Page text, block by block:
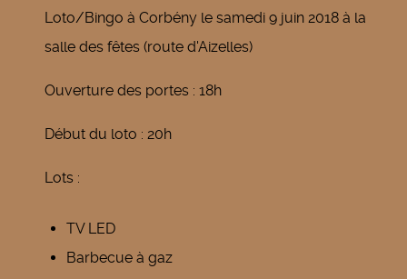
Loto/Bingo à Corbény le samedi 9 juin 2018 à la
salle des fêtes (route d'Aizelles)
Ouverture des portes : 18h
Début du loto : 20h
Lots :
TV LED
Barbecue à gaz